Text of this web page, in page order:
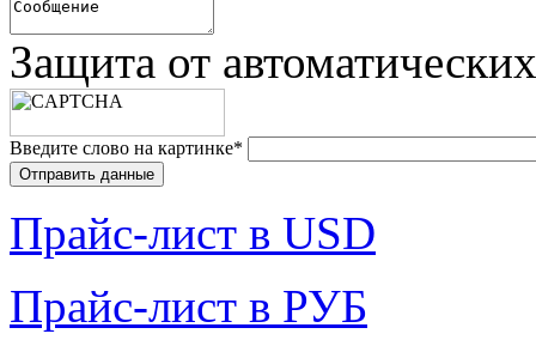
Защита от
Введите слово на картинке*
Прайc-лист в USD
Прайc-лист в РУБ